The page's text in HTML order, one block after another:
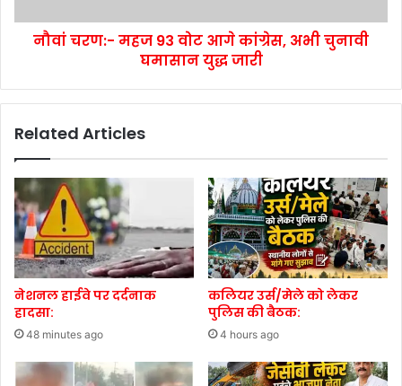
नौवां चरण:- महज 93 वोट आगे कांग्रेस, अभी चुनावी
घमासान युद्ध जारी
Related Articles
नेशनल हाईवे पर दर्दनाक
हादसा:
48 minutes ago
कलियर उर्स/मेले को लेकर
पुलिस की बैठक:
4 hours ago